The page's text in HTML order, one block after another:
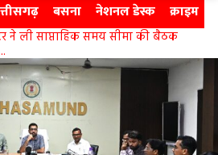
बसना नेशनल डेस्क क्राइम
ली साप्ताहिक समय सीमा की बैठक